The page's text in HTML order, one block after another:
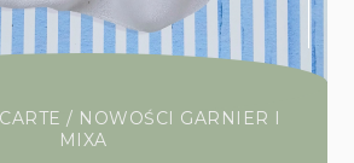
/ NOWOŚCI GARNIER I
MIXA